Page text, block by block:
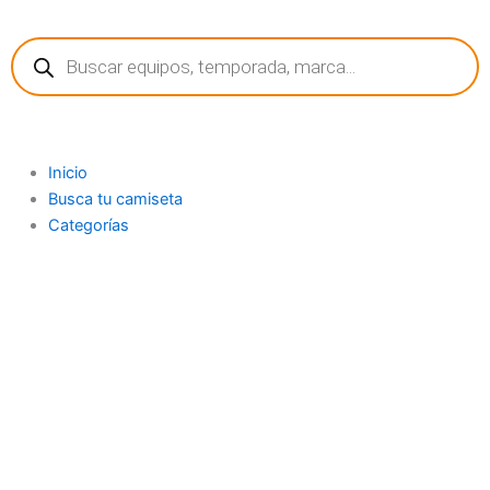
contenido
Búsqueda
de
productos
Inicio
Busca tu camiseta
Categorías